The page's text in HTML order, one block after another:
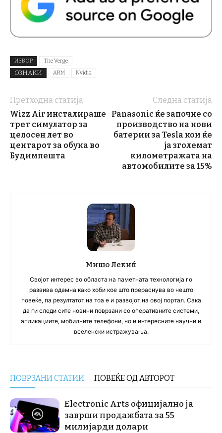
ИЗВОР The Verge
ОЗНАКИ ARM Nvidia
Претходна статија
Wizz Air инсталираше
трет симулатор за
целосен лет во
центарот за обука во
Будимпешта
Следна статија
Panasonic ќе започне со
производство на нови
батерии за Tesla кои ќе
ја зголемат
километражата на
автомобилите за 15%
Мишо Лекиќ
Својот интерес во областа на паметната технологија го
развива одамна како хоби кое што прераснува во нешто
повеќе, па резултатот на тоа е и развојот на овој портал. Сака
да ги следи сите новини поврзани со оперативните системи,
апликациите, мобилните телефони, но и интересните научни и
вселенски истражувања.
ПОВРЗАНИ СТАТИИ ПОВЕЌЕ ОД АВТОРОТ
Electronic Arts официјално ја
заврши продажбата за 55
милијарди долари